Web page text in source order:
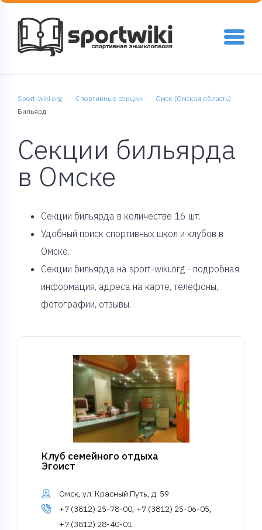
Sport-wiki.org Спортивные секции
Омск (Омская область)
Бильярд
Секции бильярда
в Омске
Cекции бильярда в количестве 16 шт.
Удобный поиск спортивных школ и клубов в
Омске.
Секции бильярда на sport-wiki.org - подробная
информация, адреса на карте, телефоны,
фотографии, отзывы.
Клуб семейного отдыха
Эгоист
Омск, ул. Красный Путь, д. 59
+7 (3812) 25-78-00, +7 (3812) 25-06-05,
+7 (3812) 28-40-01